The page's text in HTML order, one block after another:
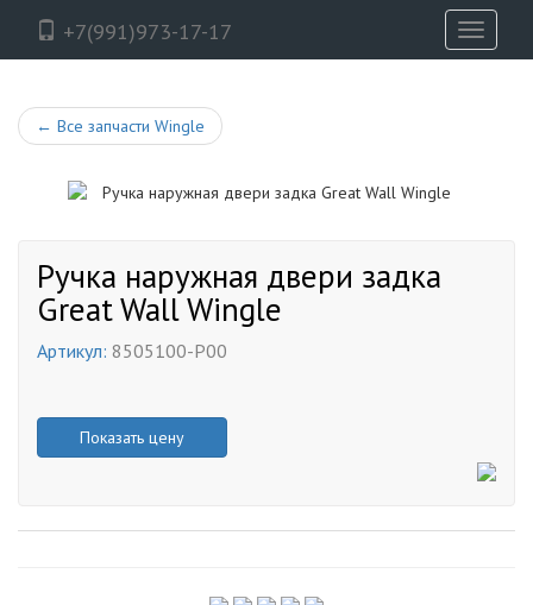
+7(991)973-17-17
Toggle
← Все запчасти Wingle
Ручка наружная двери задка
Great Wall Wingle
Артикул: 8505100-P00
Показать цену